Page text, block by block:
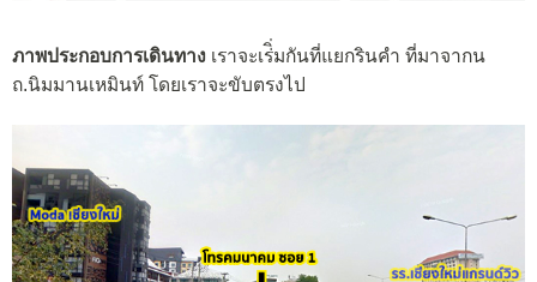
ภาพประกอบการเดินทาง เราจะเร่ิ่มกันที่แยกรินคำ ที่มาจากน
ถ.นิมมานเหมินท์ โดยเราจะขับตรงไป